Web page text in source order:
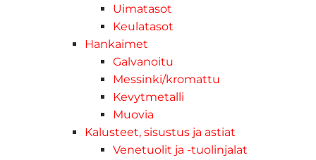
Uimatasot
Keulatasot
Hankaimet
Galvanoitu
Messinki/kromattu
Kevytmetalli
Muovia
Kalusteet, sisustus ja astiat
Venetuolit ja -tuolinjalat